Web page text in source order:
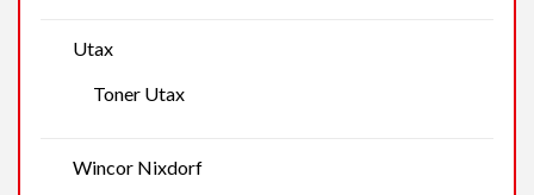
Utax
Toner Utax
Wincor Nixdorf